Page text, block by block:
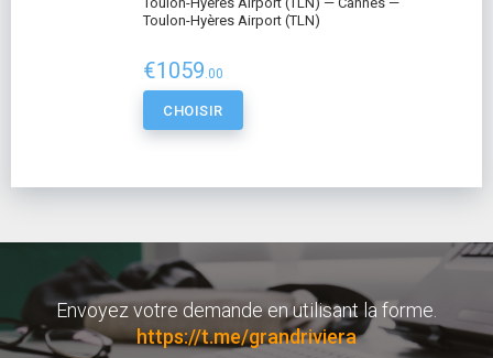
Toulon-Hyères Airport (TLN)
€1059.00
CHOISIR
Envoyez votre demande en utilisant la forme.
https://t.me/grandriviera